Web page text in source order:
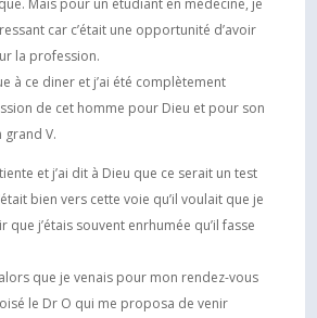
car c’était une opportunité d’avoir
la profession.
à ce diner et j’ai été complètement
de cet homme pour Dieu et pour son
grand V.
et j’ai dit à Dieu que ce serait un test
bien vers cette voie qu’il voulait que je
que j’étais souvent enrhumée qu’il fasse
que je venais pour mon rendez-vous
le Dr O qui me proposa de venir